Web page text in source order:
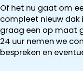
Of het nu gaat om
compleet nieuw dak
graag een op maat
24 uur nemen we
bespreken en